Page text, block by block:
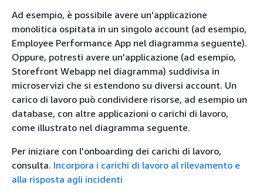
Ad esempio, è possibile avere un'applicazione
monolitica ospitata in un singolo account (ad esempio,
Employee Performance App nel diagramma seguente).
Oppure, potresti avere un'applicazione (ad esempio,
Storefront Webapp nel diagramma) suddivisa in
microservizi che si estendono su diversi account. Un
carico di lavoro può condividere risorse, ad esempio un
database, con altre applicazioni o carichi di lavoro,
come illustrato nel diagramma seguente.
Per iniziare con l'onboarding dei carichi di lavoro,
consulta. Incorpora i carichi di lavoro al rilevamento e
alla risposta agli incidenti